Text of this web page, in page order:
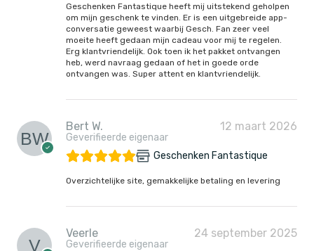
Geschenken Fantastique heeft mij uitstekend geholpen
om mijn geschenk te vinden. Er is een uitgebreide app-
conversatie geweest waarbij Gesch. Fan zeer veel
moeite heeft gedaan mijn cadeau voor mij te regelen.
Erg klantvriendelijk. Ook toen ik het pakket ontvangen
heb, werd navraag gedaan of het in goede orde
ontvangen was. Super attent en klantvriendelijk.
Bert W.
Geverifieerde eigenaar
12 maart 2026
Geschenken Fantastique
Overzichtelijke site, gemakkelijke betaling en levering
Veerle
Geverifieerde eigenaar
24 september 2025